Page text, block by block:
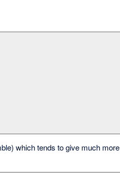
which tends to give much more